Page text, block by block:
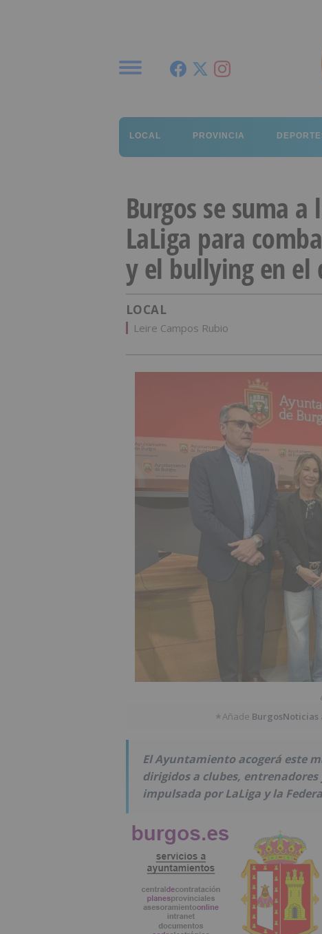
LOCAL PROVINCIA
Burgos se suma a
LaLiga para
y el bullying en el
LOCAL
Leire Campos Rubio
★Añade BurgosNoticias
El Ayuntamiento acogerá este
dirigidos a clubes,
impulsada por LaLiga y la